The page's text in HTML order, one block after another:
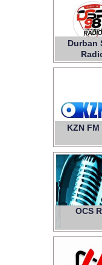
Durban
KZN FM
OCS